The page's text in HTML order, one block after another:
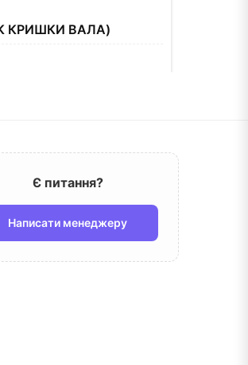
КРИШКИ ВАЛА)
Є питання?
Написати менеджеру